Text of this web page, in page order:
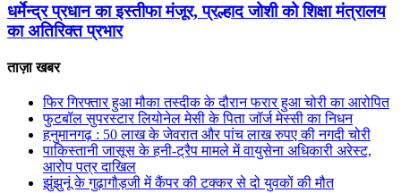
धर्मेन्द्र प्रधान का इस्तीफा मंजूर, प्रल्हाद जोशी को शिक्षा मंत्रालय
का अतिरिक्त प्रभार
ताज़ा खबर
फिर गिरफ्तार हुआ मौका तस्दीक के दौरान फरार हुआ चोरी का आरोपित
फुटबॉल सुपरस्टार लियोनेल मेसी के पिता जॉर्ज मेस्सी का निधन
हनुमानगढ़ : 50 लाख के जेवरात और पांच लाख रुपए की नगदी चोरी
पाकिस्तानी जासूस के हनी-ट्रैप मामले में वायुसेना अधिकारी अरेस्ट,
आरोप पत्र दाखिल
झुंझुनूं के गुढ़ागौड़जी में कैंपर की टक्कर से दो युवकों की मौत